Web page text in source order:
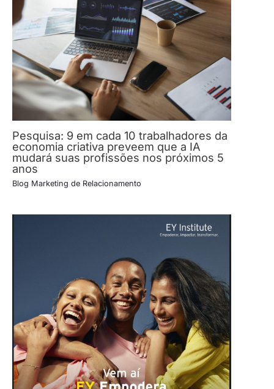
Pesquisa: 9 em cada 10 trabalhadores da
economia criativa preveem que a IA
mudará suas profissões nos próximos 5
anos
Blog Marketing de Relacionamento